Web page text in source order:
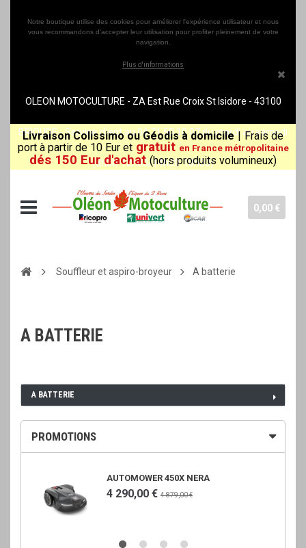
Notre boutique utilise des cookies pour améliorer l'expérience utilisateur et nous
vous recommandons d'accepter leur utilisation pour profiter pleinement de votre
navigation.
Plus d'informations
OLEON MOTOCULTURE - ZA Est Rue Croix St Isidore - 43100
BRIOUDE - Service client au 04 71 50 10 07 du mardi au samedi
(8h30-12h00/14h00-18h30)
Livraison Colissimo ou Géodis à domicile | Frais de
port à partir de 10 Eur et gratuit en France métropolitaine
dés 150 Eur d'achat (hors produits volumineux)
0,00 €
Souffleur et aspiro-broyeur A batterie
A BATTERIE
PROMOTIONS
AUTOMOWER 450X NERA
4 290,00 € 4 879,00 €
A BATTERIE